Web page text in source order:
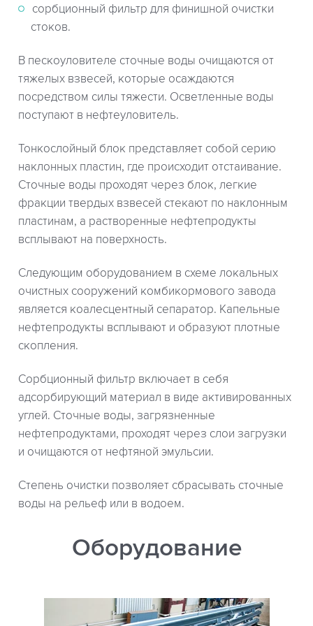
сорбционный фильтр для финишной очистки
стоков.
В пескоуловителе сточные воды очищаются от
тяжелых взвесей, которые осаждаются
посредством силы тяжести. Осветленные воды
поступают в нефтеуловитель.
Тонкослойный блок представляет собой серию
наклонных пластин, где происходит отстаивание.
Сточные воды проходят через блок, легкие
фракции твердых взвесей стекают по наклонным
пластинам, а растворенные нефтепродукты
всплывают на поверхность.
Следующим оборудованием в схеме локальных
очистных сооружений комбикормового завода
является коалесцентный сепаратор. Капельные
нефтепродукты всплывают и образуют плотные
скопления.
Сорбционный фильтр включает в себя
адсорбирующий материал в виде активированных
углей. Сточные воды, загрязненные
нефтепродуктами, проходят через слои загрузки
и очищаются от нефтяной эмульсии.
Степень очистки позволяет сбрасывать сточные
воды на рельеф или в водоем.
Оборудование